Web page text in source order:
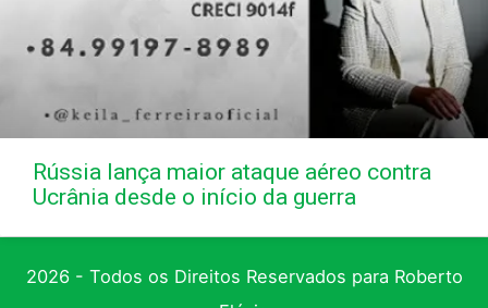
Rússia lança maior ataque aéreo contra
Ucrânia desde o início da guerra
2026 - Todos os Direitos Reservados para Roberto